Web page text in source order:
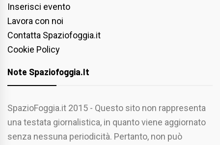
Inserisci evento
Lavora con noi
Contatta Spaziofoggia.it
Cookie Policy
Note Spaziofoggia.it
SpazioFoggia.it 2015 - Questo sito non rappresenta
una testata giornalistica, in quanto viene aggiornato
senza nessuna periodicità. Pertanto, non può